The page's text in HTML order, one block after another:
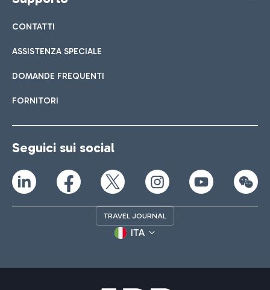
CONTATTI
ASSISTENZA SPECIALE
DOMANDE FREQUENTI
FORNITORI
Seguici sui social
TRAVEL JOURNAL
ITA